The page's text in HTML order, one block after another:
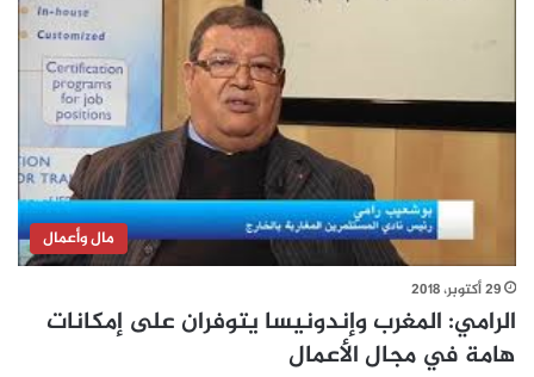
مال وأعمال
29 أكتوبر، 2018
الرامي: المغرب وإندونيسا يتوفران على إمكانات
هامة في مجال اﻷعمال